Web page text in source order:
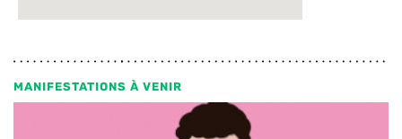
MANIFESTATIONS À VENIR